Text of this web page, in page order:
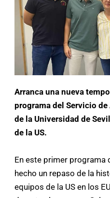
Arranca una nueva
programa del Servicio
de la Universidad de
de la US.
En este primer programa
hecho un repaso de la
equipos de la US en los